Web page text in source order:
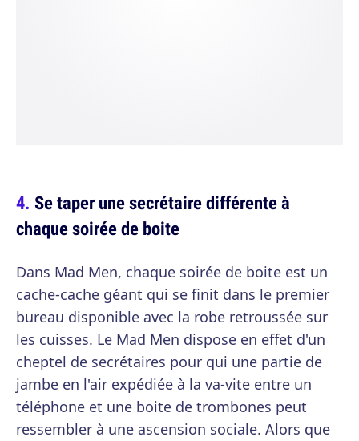
Se taper une secrétaire différente à
chaque soirée de boite
Dans Mad Men, chaque soirée de boite est un
cache-cache géant qui se finit dans le premier
bureau disponible avec la robe retroussée sur
les cuisses. Le Mad Men dispose en effet d'un
cheptel de secrétaires pour qui une partie de
jambe en l'air expédiée à la va-vite entre un
téléphone et une boite de trombones peut
ressembler à une ascension sociale. Alors que